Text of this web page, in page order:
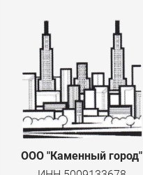
ООО "Каменный город"